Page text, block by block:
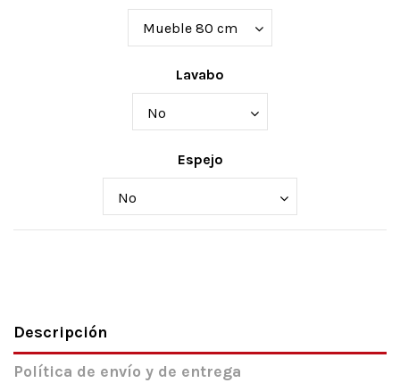
Lavabo
Espejo
Descripción
Política de envío y de entrega